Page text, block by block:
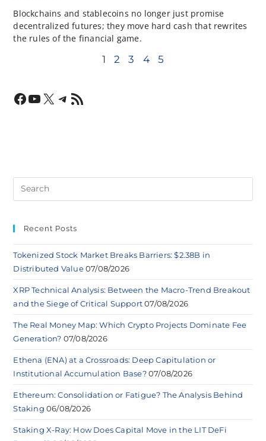
Blockchains and stablecoins no longer just promise
decentralized futures; they move hard cash that rewrites
the rules of the financial game.
1 2 3 4 5
Recent Posts
Tokenized Stock Market Breaks Barriers: $2.38B in
Distributed Value 07/08/2026
XRP Technical Analysis: Between the Macro-Trend Breakout
and the Siege of Critical Support 07/08/2026
The Real Money Map: Which Crypto Projects Dominate Fee
Generation? 07/08/2026
Ethena (ENA) at a Crossroads: Deep Capitulation or
Institutional Accumulation Base? 07/08/2026
Ethereum: Consolidation or Fatigue? The Analysis Behind
Staking 06/08/2026
Staking X-Ray: How Does Capital Move in the LIT DeFi